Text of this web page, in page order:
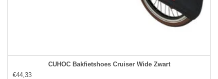
CUHOC Bakfietshoes Cruiser Wide Zwart
€44,33